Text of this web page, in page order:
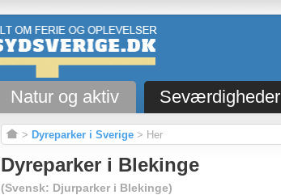
Natur og aktiv Seværdigheder
> Dyreparker i Sverige > Her
Dyreparker i Blekinge
(Svensk: Djurparker i Blekinge)